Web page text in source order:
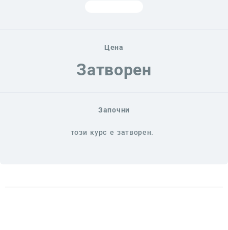
Цена
Затворен
Започни
този курс е затворен.